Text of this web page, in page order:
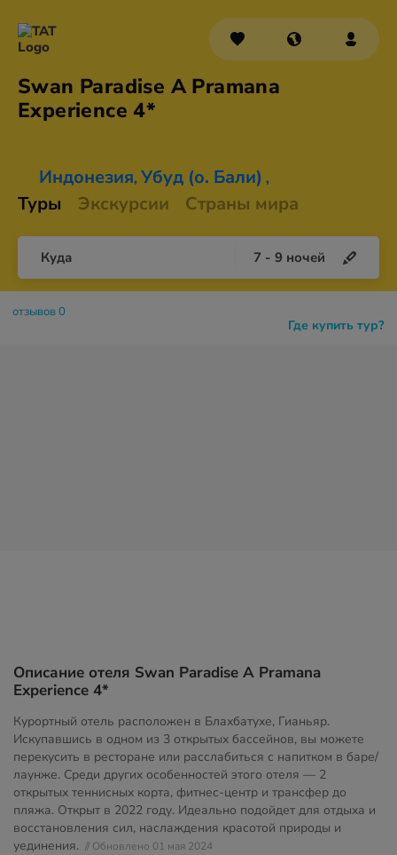
Swan Paradise A Pramana
Experience 4*
Индонезия, Убуд (о. Бали) ,
Туры Экскурсии Страны мира
Куда 7 - 9 ночей
Где купить тур?
отзывов 0
Описание отеля Swan Paradise A Pramana
Experience 4*
Курортный отель расположен в Блахбатухе, Гианьяр.
Искупавшись в одном из 3 открытых бассейнов, вы можете
перекусить в ресторане или расслабиться с напитком в баре/
лаунже. Среди других особенностей этого отеля — 2
открытых теннисных корта, фитнес-центр и трансфер до
пляжа. Открыт в 2022 году. Идеально подойдет для отдыха и
восстановления сил, наслаждения красотой природы и
уединения. // Обновлено 01 мая 2024